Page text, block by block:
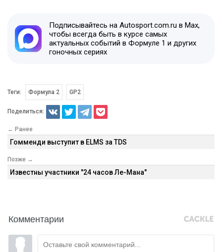
Подписывайтесь на Autosport.com.ru в Max,
чтобы всегда быть в курсе самых
актуальных событий в Формуле 1 и других
гоночных сериях
Теги: Формула 2 GP2
Поделиться:
← Ранее
Гомменди выступит в ELMS за TDS
Позже →
Известны участники "24 часов Ле-Мана"
Комментарии